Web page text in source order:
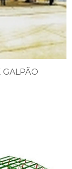
GALPÃO